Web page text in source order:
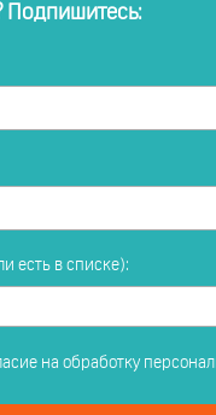
Подпишитесь:
есть в списке):
на обработку